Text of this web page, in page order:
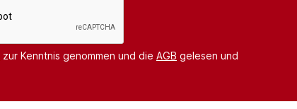
zur Kenntnis genommen und die AGB gelesen und